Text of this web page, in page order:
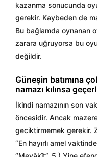
kazanma sonucunda
gerekir. Kaybeden de
Bu bağlamda oynanan
zarara uğruyorsa bu
değildir.
Güneşin batımına
namazı kılınsa
İkindi namazının son
öncesidir. Ancak
geciktirmemek gerekir.
“En hayırlı amel